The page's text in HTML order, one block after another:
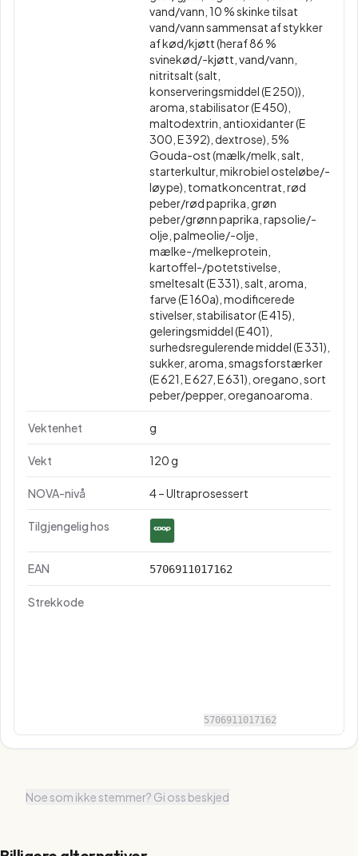
vand/vann, 10 % skinke tilsat
vand/vann sammensat af stykker
af kød/kjøtt (heraf 86 %
svinekød/-kjøtt, vand/vann,
nitritsalt (salt,
konserveringsmiddel (E 250)),
aroma, stabilisator (E 450),
maltodextrin, antioxidanter (E
300, E 392), dextrose), 5%
Gouda-ost (mælk/melk, salt,
starterkultur, mikrobiel osteløbe/-
løype), tomatkoncentrat, rød
peber/rød paprika, grøn
peber/grønn paprika, rapsolie/-
olje, palmeolie/-olje,
mælke-/melkeprotein,
kartoffel-/potetstivelse,
smeltesalt (E 331), salt, aroma,
farve (E 160a), modificerede
stivelser, stabilisator (E 415),
geleringsmiddel (E 401),
surhedsregulerende middel (E 331),
sukker, aroma, smagsforstærker
(E 621, E 627, E 631), oregano, sort
peber/pepper, oreganoaroma.
Vektenhet g
Vekt 120 g
NOVA-nivå 4 – Ultraprosessert
Tilgjengelig hos
EAN 5706911017162
Strekkode
5706911017162
Noe som ikke stemmer? Gi oss beskjed